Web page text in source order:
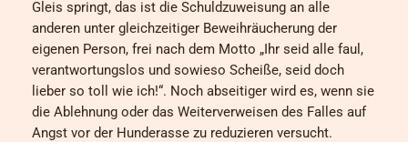
Gleis springt, das ist die Schuldzuweisung an alle
anderen unter gleichzeitiger Beweihräucherung der
eigenen Person, frei nach dem Motto „Ihr seid alle faul,
verantwortungslos und sowieso Scheiße, seid doch
lieber so toll wie ich!“. Noch abseitiger wird es, wenn sie
die Ablehnung oder das Weiterverweisen des Falles auf
Angst vor der Hunderasse zu reduzieren versucht.